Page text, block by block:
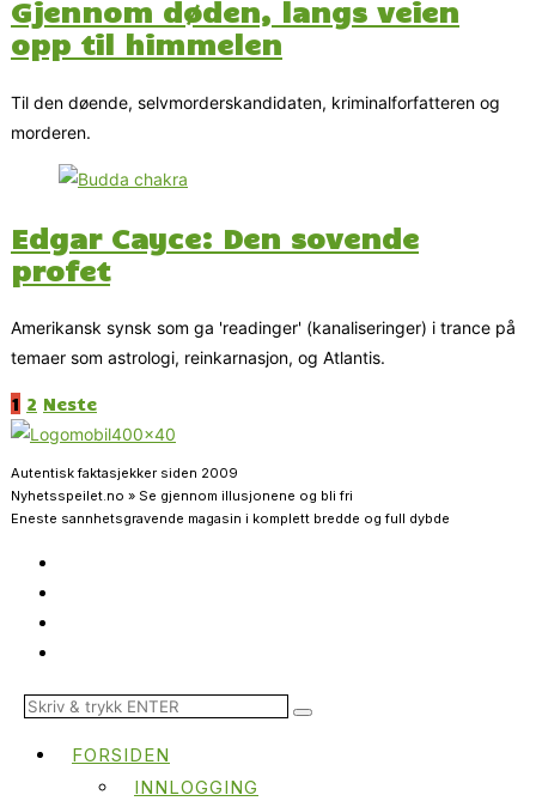
Gjennom døden, langs veien
opp til himmelen
Til den døende, selvmorderskandidaten, kriminalforfatteren og
morderen.
Edgar Cayce: Den sovende
profet
Amerikansk synsk som ga 'readinger' (kanaliseringer) i trance på
temaer som astrologi, reinkarnasjon, og Atlantis.
1 2 Neste
Autentisk faktasjekker siden 2009
Nyhetsspeilet.no » Se gjennom illusjonene og bli fri
Eneste sannhetsgravende magasin i komplett bredde og full dybde
FORSIDEN
INNLOGGING